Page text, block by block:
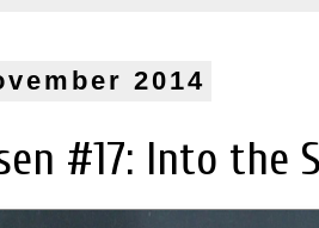
2014
#17: Into the